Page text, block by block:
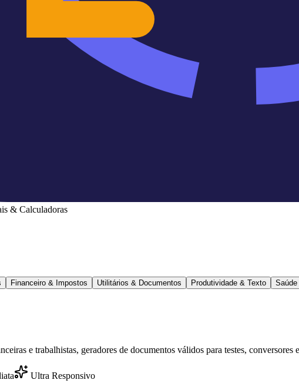
& Calculadoras
Financeiro & Impostos Utilitários & Documentos Produtividade & Texto
e trabalhistas, geradores de documentos válidos para testes,
Ultra Responsivo